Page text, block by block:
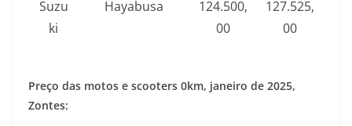
Suzu
ki
Hayabusa
124.500,
00
127.525,
00
Preço das motos e scooters 0km, janeiro de 2025,
Zontes: